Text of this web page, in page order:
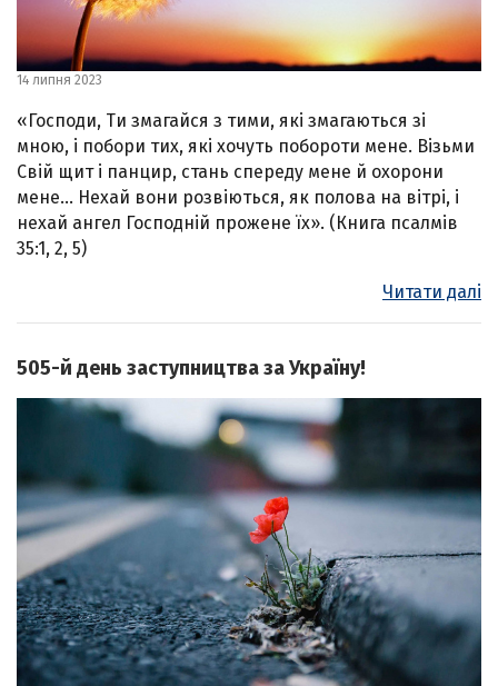
14 липня 2023
«Господи, Ти змагайся з тими, які змагаються зі
мною, і побори тих, які хочуть побороти мене. Візьми
Свій щит і панцир, стань спереду мене й охорони
мене… Нехай вони розвіються, як полова на вітрі, і
нехай ангел Господній прожене їх». (Книга псалмів
35:1, 2, 5)
Читати далі
505-й день заступництва за Україну!